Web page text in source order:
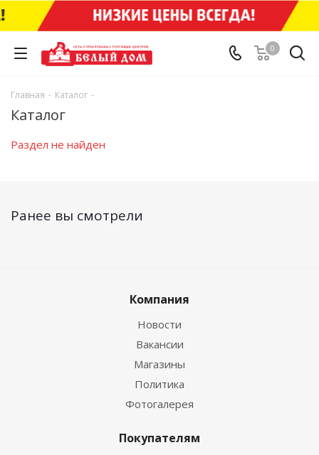
0
Главная - Каталог -
Каталог
Раздел не найден
Ранее вы смотрели
Компания
Новости
Вакансии
Магазины
Политика
Фотогалерея
Покупателям